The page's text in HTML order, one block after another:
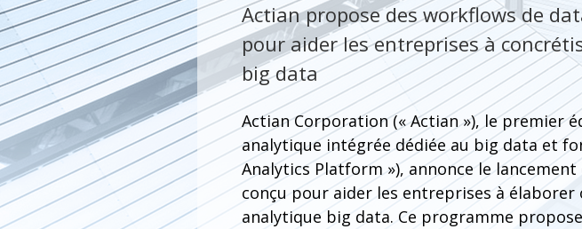
Actian propose des workflows de
pour aider les entreprises à
big data
Actian Corporation (« Actian »), le premier
analytique intégrée dédiée au big data et
Analytics Platform »), annonce le
conçu pour aider les entreprises à
analytique big data. Ce programme